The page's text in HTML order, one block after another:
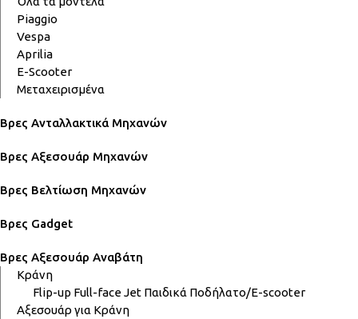
Piaggio
Vespa
Aprilia
E-Scooter
Μεταχειρισμένα
Βρες Ανταλλακτικά Μηχανών
Βρες Αξεσουάρ Μηχανών
Βρες Βελτίωση Μηχανών
Βρες Gadget
Βρες Αξεσουάρ Αναβάτη
Κράνη
Flip-up Full-faceJet Παιδικά Ποδήλατο/E-scooter
Αξεσουάρ για Κράνη